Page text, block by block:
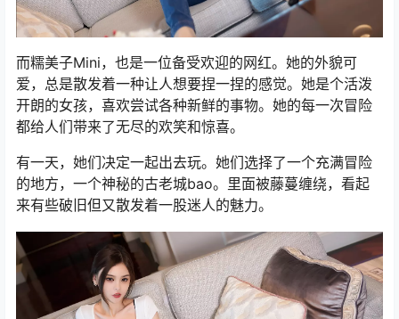
而糯美子Mini，也是一位备受欢迎的网红。她的外貌可
爱，总是散发着一种让人想要捏一捏的感觉。她是个活泼
开朗的女孩，喜欢尝试各种新鲜的事物。她的每一次冒险
都给人们带来了无尽的欢笑和惊喜。
有一天，她们决定一起出去玩。她们选择了一个充满冒险
的地方，一个神秘的古老城bao。里面被藤蔓缠绕，看起
来有些破旧但又散发着一股迷人的魅力。